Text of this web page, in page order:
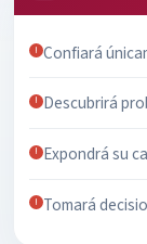
Confiará
Descubrirá
Expondrá su
Tomará